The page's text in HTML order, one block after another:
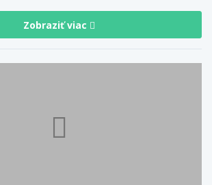
Zobraziť viac